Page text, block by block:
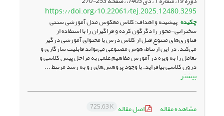
https://doi.org/10.22061/tej.2025.12480.3295
چکیده پیشینه و اهداف: کلاس معکوس مدل آموزشی سنتی
سخنرانی-محور را دگرگون کرده و فراگیران را با استفاده از
فناوری‌های متنوع قبل از کلاس درس با محتوای آموزشی درگیر
می‌کند. در این ارتباط، هوش مصنوعی می‌تواند قابلیت سازگاری و
تعامل را به ویژه در آموزش مفاهیم علمی به مراحل پیش کلاسی و
درون کلاسی بیافزاید. با وجود پژوهش‌های رو به رشد مرتبط ...
بیشتر
مشاهده مقاله اصل مقاله 725.63 K